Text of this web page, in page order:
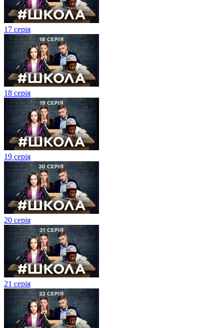
17 серія
18 серія
19 серія
20 серія
21 серія